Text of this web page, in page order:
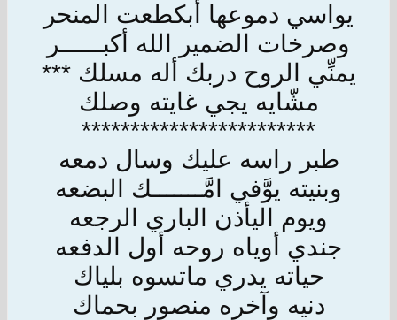
يواسي دموعها أبكطعت المنحر
وصرخات الضمير الله أكبــــــر
يمنِّي الروح دربك أله مسلك ***
مشّايه يجي غايته وصلك
************************
طبر راسه عليك وسال دمعه
وبنيته يوَّفي امَّـــــــك البضعه
ويوم اليأذن الباري الرجعه
جندي أوياه روحه أول الدفعه
حياته يدري ماتسوه بلياك
دنيه وآخره منصور بحماك